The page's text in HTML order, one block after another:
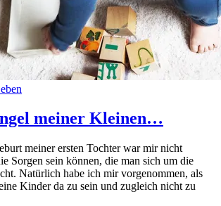
meiner Kleinen…
meiner ersten Tochter war mir nicht
Sorgen sein können, die man sich um die
Natürlich habe ich mir vorgenommen, als
Kinder da zu sein und zugleich nicht zu